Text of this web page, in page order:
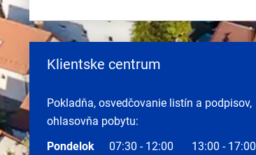
Klientske centrum
Pokladňa, osvedčovanie listín a podpisov,
ohlasovňa pobytu:
Pondelok
07:30 - 12:00
13:00 - 17:00